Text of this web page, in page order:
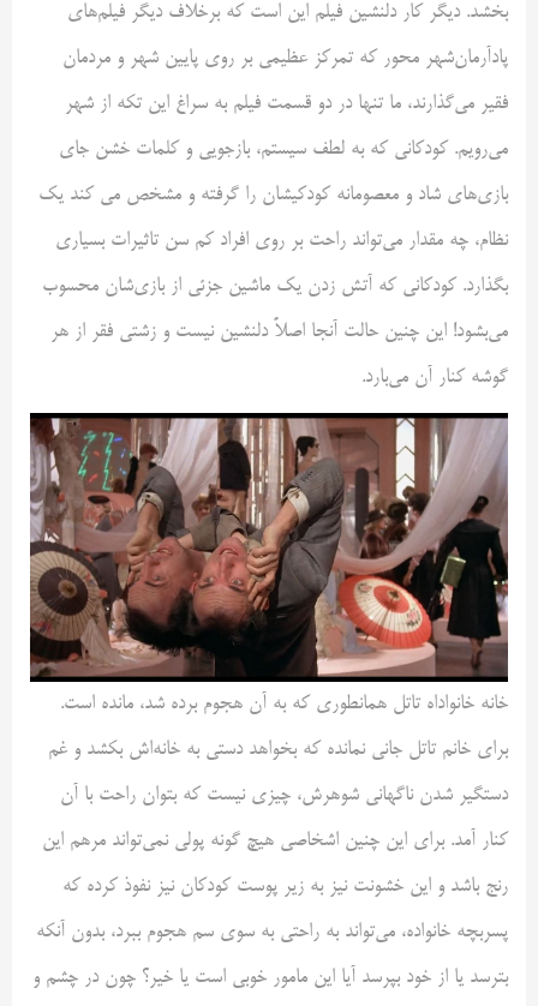
بخشد. دیگر کار دلنشین فیلم این است که برخلاف دیگر فیلم‌های
پادآرمان‌شهر محور که تمرکز عظیمی بر روی پایین شهر و مردمان
فقیر می‌گذارند، ما تنها در دو قسمت فیلم به سراغ این تکه از شهر
می‌رویم. کودکانی که به لطف سیستم، بازجویی و کلمات خشن جای
بازی‌های شاد و معصومانه کودکی‎شان را گرفته و مشخص می کند یک
نظام، چه مقدار می‌تواند راحت بر روی افراد کم سن تاثیرات بسیاری
بگذارد. کودکانی که آتش زدن یک ماشین جزئی از بازی‌شان محسوب
می‌بشود! این چنین حالت آنجا اصلاً دلنشین نیست و زشتی فقر از هر
گوشه کنار آن می‌بارد.
خانه خانواداه تاتل همانطوری که به آن هجوم برده شد، مانده است.
برای خانم تاتل جانی نمانده که بخواهد دستی به خانه‌اش بکشد و غم
دستگیر شدن ناگهانی شوهرش، چیزی نیست که بتوان راحت با آن
کنار آمد. برای این چنین اشخاصی هیچ گونه پولی نمی‌تواند مرهم این
رنج باشد و این خشونت نیز به زیر پوست کودکان نیز نفوذ کرده که
پسربچه خانواده، می‌تواند به راحتی به سوی سم هجوم ببرد، بدون آنکه
بترسد یا از خود بپرسد آیا این مامور خوبی است یا خیر؟ چون در چشم و